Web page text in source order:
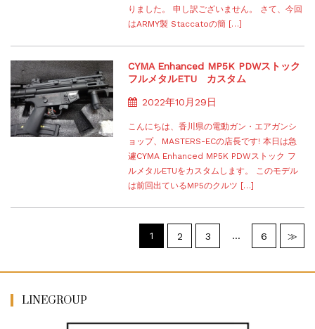
りました。 申し訳ございません。 さて、今回
はARMY製 Staccatoの簡 […]
CYMA Enhanced MP5K PDWストック
フルメタルETU カスタム
2022年10月29日
こんにちは、香川県の電動ガン・エアガンシ
ョップ、MASTERS-ECの店長です! 本日は急
遽CYMA Enhanced MP5K PDWストック フ
ルメタルETUをカスタムします。 このモデル
は前回出ているMP5のクルツ […]
1 2 3 … 6 ≫
LINEGROUP